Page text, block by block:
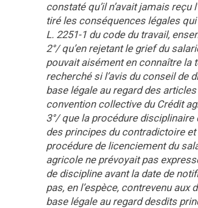
constaté qu’il n’avait jamais
tiré les conséquences légales
L. 2251-1 du code du travail,
2°/ qu’en rejetant le grief du
pouvait aisément en connaître la
recherché si l’avis du conseil de
base légale au regard des
convention collective du Crédit
3°/ que la procédure disciplinaire
des principes du contradictoire et
procédure de licenciement du
agricole ne prévoyait pas
de discipline avant la date de
pas, en l’espèce, contrevenu
base légale au regard desdits